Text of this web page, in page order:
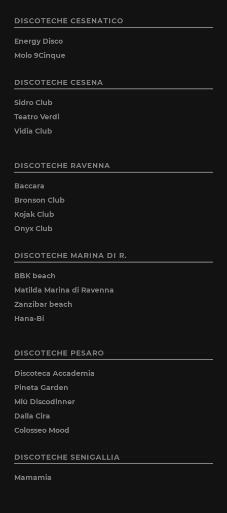
DISCOTECHE CESENATICO
Energy Disco
Molo 9Cinque
DISCOTECHE CESENA
Sidro Club
Teatro Verdi
Vidia Club
DISCOTECHE RAVENNA
Baccara
Bronson Club
Kojak Club
Onyx Club
DISCOTECHE MARINA DI R.
BBK beach
Matilda Marina di Ravenna
Zanzibar beach
Hana-Bi
DISCOTECHE PESARO
Discoteca Accademia
Pineta Garden
Miù Discodinner
Dalla Cira
Colosseo Mood
DISCOTECHE SENIGALLIA
Mamamia